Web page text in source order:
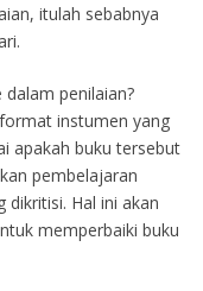
itulah sebabnya
penilaian?
instumen yang
apakah buku tersebut
pembelajaran
dikritisi. Hal ini akan
memperbaiki buku